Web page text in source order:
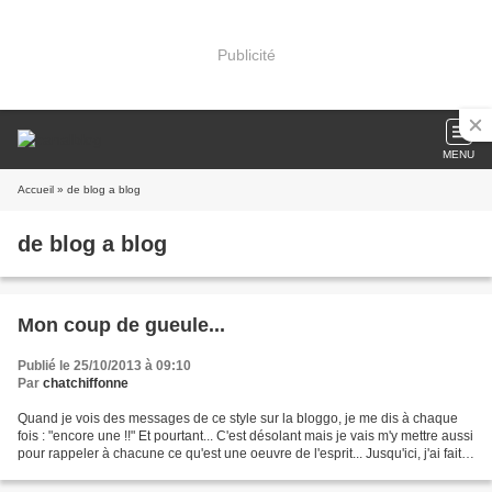
Publicité
MENU
Accueil » de blog a blog
de blog a blog
Mon coup de gueule...
Publié le 25/10/2013 à 09:10
Par chatchiffonne
Quand je vois des messages de ce style sur la bloggo, je me dis à chaque
fois : "encore une !!" Et pourtant... C'est désolant mais je vais m'y mettre aussi
pour rappeler à chacune ce qu'est une oeuvre de l'esprit... Jusqu'ici, j'ai fait